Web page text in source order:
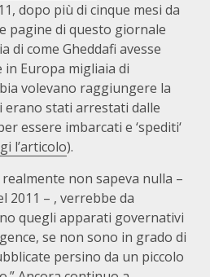
dopo più di cinque mesi da
pagine di questo giornale
di come Gheddafi avesse
Europa migliaia di
volevano raggiungere la
erano stati arrestati dalle
essere imbarcati e ‘spediti‘
l’articolo).
non sapeva nulla –
2011 – , verrebbe da
quegli apparati governativi
se non sono in grado di
persino da un piccolo